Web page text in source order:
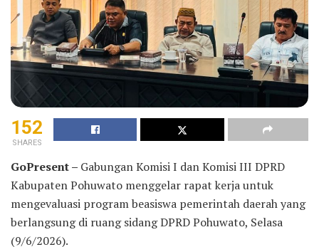
152
SHARES
GoPresent – Gabungan Komisi I dan Komisi III DPRD
Kabupaten Pohuwato menggelar rapat kerja untuk
mengevaluasi program beasiswa pemerintah daerah yang
berlangsung di ruang sidang DPRD Pohuwato, Selasa
(9/6/2026).